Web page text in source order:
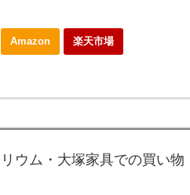
Amazon 楽天市場
ウム・大塚家具での買い物